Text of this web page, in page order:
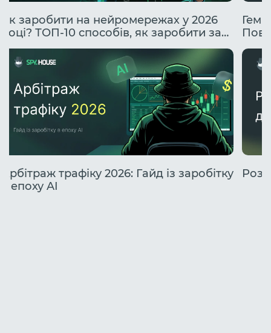
Як заробити на нейромережах у 2026
році? ТОП-10 способів, як заробити за
допомогою ІІ.
Арбітраж трафіку 2026: Гайд із заробітку
в епоху AI